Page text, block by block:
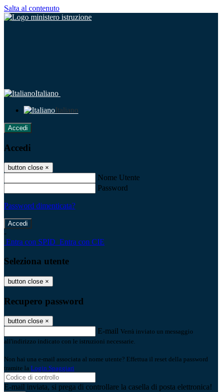
Salta al contenuto
Italiano
Italiano
Accedi
Accedi
button close ×
Nome Utente
Password
Password dimenticata?
-
Entra con SPID Entra con CIE
Seleziona utente
button close ×
Recupero password
button close ×
E-mail Verrà inviato un messaggio
all'indirizzo indicato con le istruzioni necessarie.
Non hai una e-mail associata al nome utente? Effettua il reset della password
tramite la Login Spaggiari
E-mail inviata, si prega di controllare la casella di posta elettronica!